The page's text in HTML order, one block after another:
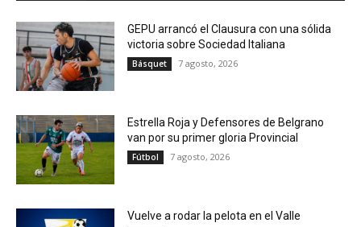
GEPU arrancó el Clausura con una sólida
victoria sobre Sociedad Italiana
Básquet 7 agosto, 2026
Estrella Roja y Defensores de Belgrano
van por su primer gloria Provincial
Fútbol 7 agosto, 2026
Vuelve a rodar la pelota en el Valle